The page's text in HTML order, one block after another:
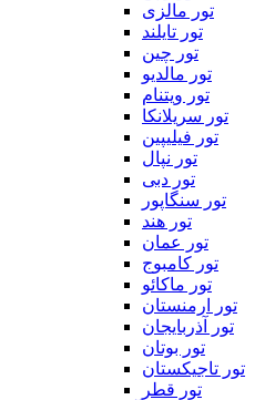
تور مالزی
تور تایلند
تور چین
تور مالدیو
تور ویتنام
تور سریلانکا
تور فیلیپین
تور نپال
تور دبی
تور سنگاپور
تور هند
تور عمان
تور کامبوج
تور ماکائو
تور ارمنستان
تور آذربایجان
تور بوتان
تور تاجیکستان
تور قطر